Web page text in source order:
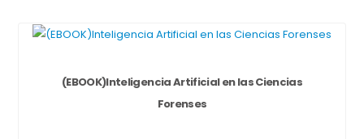
(EBOOK)Inteligencia Artificial en las Ciencias
Forenses